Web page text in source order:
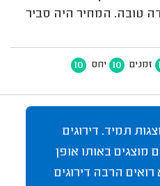
טובה. המחיר היה סביר
זמנים 10 יחס 10
תמיד. דירוגים
מוצגים באותו אופן
הרבה דירוגים